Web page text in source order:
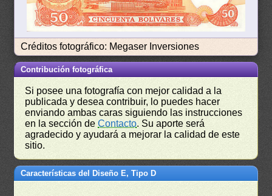
Créditos fotográfico: Megaser Inversiones
Contribución fotográfica
Si posee una fotografía con mejor calidad a la
publicada y desea contribuir, lo puedes hacer
enviando ambas caras siguiendo las instrucciones
en la sección deContacto. Su aporte será
agradecido y ayudará a mejorar la calidad de este
sitio.
Características del Diseño E, Tipo D